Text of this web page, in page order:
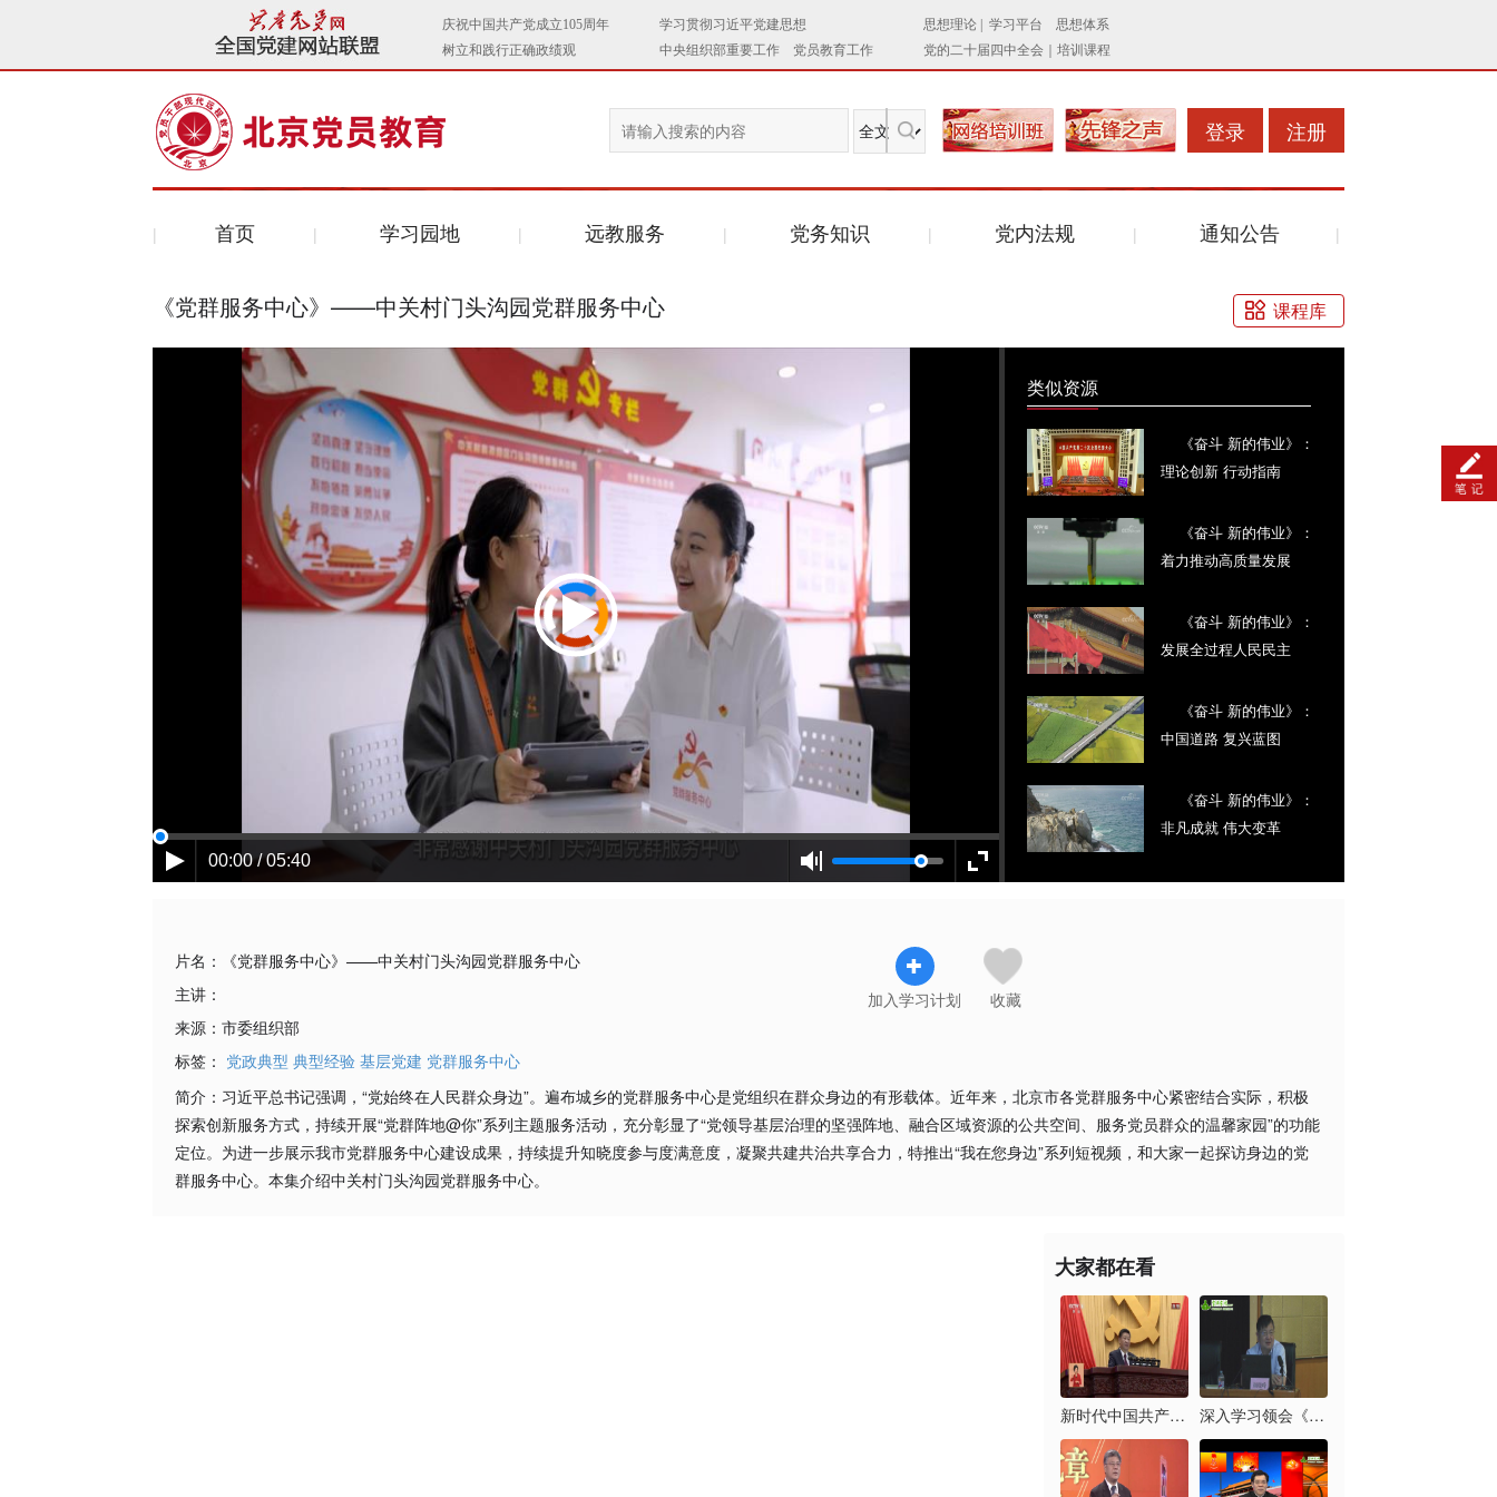
登录 注册
首页 学习园地 远教服务 党务知识 党内法规 通知公告
课程库
《党群服务中心》——中关村门头沟园党群服务中心
00:00 / 05:40
类似资源
《奋斗 新的伟业》：
理论创新 行动指南
《奋斗 新的伟业》：
着力推动高质量发展
《奋斗 新的伟业》：
发展全过程人民民主
《奋斗 新的伟业》：
中国道路 复兴蓝图
《奋斗 新的伟业》：
非凡成就 伟大变革
片名：
《党群服务中心》——中关村门头沟园党群服务中心
主讲：
来源： 市委组织部
标签： 党政典型 典型经验 基层党建 党群服务中心
加入学习计划 收藏
简介： 习近平总书记强调，“党始终在人民群众身边”。遍布城乡的党群服务中心是党组织在群众身边的有形载体。近年来，北京市各党群服务中心紧密结合实际，积极
探索创新服务方式，持续开展“党群阵地@你”系列主题服务活动，充分彰显了“党领导基层治理的坚强阵地、融合区域资源的公共空间、服务党员群众的温馨家园”的功能
定位。为进一步展示我市党群服务中心建设成果，持续提升知晓度参与度满意度，凝聚共建共治共享合力，特推出“我在您身边”系列短视频，和大家一起探访身边的党
群服务中心。本集介绍中关村门头沟园党群服务中心。
大家都在看
新时代中国共产党的历... 深入学习领会《习近平...